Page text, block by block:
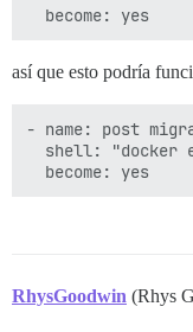
así que esto podría
- name: post
shell: "docker
RhysGoodwin (Rhys